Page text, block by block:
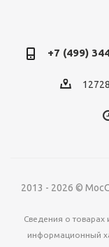
+7 (499)
2013 - 2026 ©
Сведения о товарах
информационный